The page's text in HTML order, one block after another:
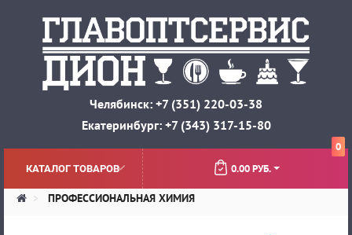
Челябинск: +7 (351) 220-03-38
Екатеринбург: +7 (343) 317-15-80
КАТАЛОГ ТОВАРОВ
0
0.00 РУБ.
ПРОФЕССИОНАЛЬНАЯ ХИМИЯ